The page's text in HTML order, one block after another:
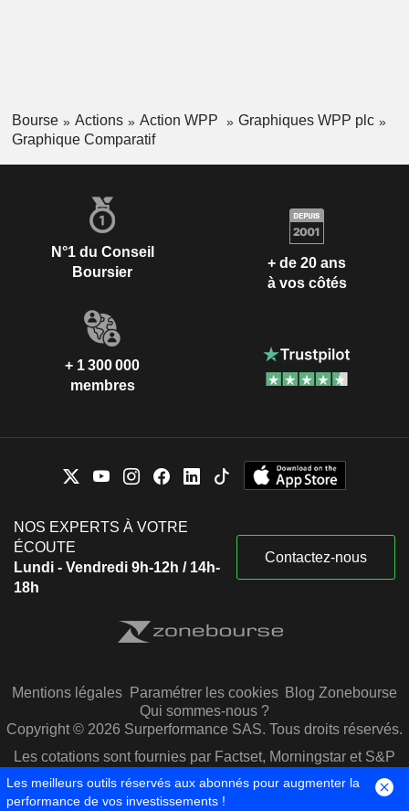
Bourse Actions Action WPP
Graphiques WPP plc
Graphique Comparatif
N°1 du Conseil
Boursier
+ de 20 ans
à vos côtés
+ 1 300 000
membres
NOS EXPERTS À VOTRE
ÉCOUTE
Lundi - Vendredi 9h-12h / 14h-
18h
Contactez-nous
Mentions légales Paramétrer les cookies Blog Zonebourse
Qui sommes-nous ?
Copyright © 2026 Surperformance SAS. Tous droits réservés.
Les cotations sont fournies par Factset, Morningstar et S&P
Capital IQ
Les meilleurs outils réservés aux abonnés pour augmenter la
performance de vos investissements !